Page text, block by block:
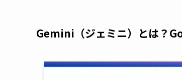
Gemini（ジェミニ）とは？